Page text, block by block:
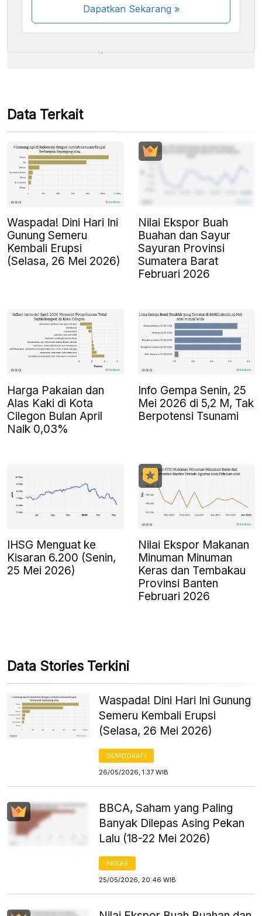
Dapatkan Sekarang»
Beberapa metode pembayaran masih dalam
Data Terkait
Waspada! Dini Hari Ini
Gunung Semeru
Kembali Erupsi
(Selasa, 26 Mei 2026)
Nilai Ekspor Buah
Buahan dan Sayur
Sayuran Provinsi
Sumatera Barat
Februari 2026
Harga Pakaian dan
Alas Kaki di Kota
Cilegon Bulan April
Naik 0,03%
Info Gempa Senin, 25
Mei 2026 di 5,2 M, Tak
Berpotensi Tsunami
IHSG Menguat ke
Kisaran 6.200 (Senin,
25 Mei 2026)
Nilai Ekspor Makanan
Minuman Minuman
Keras dan Tembakau
Provinsi Banten
Februari 2026
Data Stories Terkini
Waspada! Dini Hari Ini Gunung
Semeru Kembali Erupsi
(Selasa, 26 Mei 2026)
DEMOGRAFI
26/05/2026, 1:37 WIB
BBCA, Saham yang Paling
Banyak Dilepas Asing Pekan
Lalu (18-22 Mei 2026)
PASAR
25/05/2026, 20:46 WIB